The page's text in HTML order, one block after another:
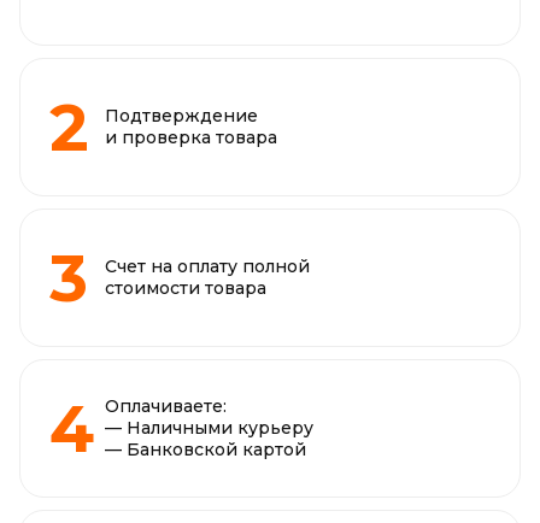
Подтверждение
и проверка товара
Счет на оплату полной
стоимости товара
Оплачиваете:
— Наличными курьеру
— Банковской картой